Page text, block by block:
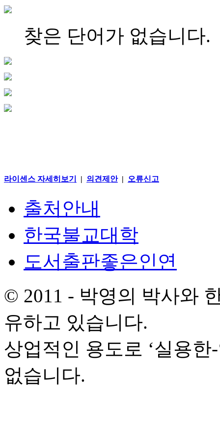
찾은 단어가 없습니다.
라이센스 자세히보기 | 의견제안| 오류신고
출처안내
한국불교대학
도서출판좋은인연
© 2011 - 박영의 박사와
유하고 있습니다.
상업적인 용도로 ‘실용
없습니다.